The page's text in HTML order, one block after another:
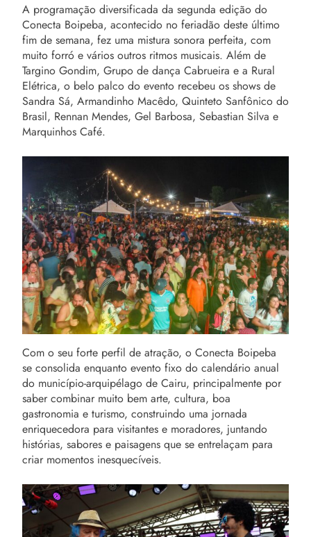
A programação diversificada da segunda edição do
Conecta Boipeba, acontecido no feriadão deste último
fim de semana, fez uma mistura sonora perfeita, com
muito forró e vários outros ritmos musicais. Além de
Targino Gondim, Grupo de dança Cabrueira e a Rural
Elétrica, o belo palco do evento recebeu os shows de
Sandra Sá, Armandinho Macêdo, Quinteto Sanfônico do
Brasil, Rennan Mendes, Gel Barbosa, Sebastian Silva e
Marquinhos Café.
Com o seu forte perfil de atração, o Conecta Boipeba
se consolida enquanto evento fixo do calendário anual
do município-arquipélago de Cairu, principalmente por
saber combinar muito bem arte, cultura, boa
gastronomia e turismo, construindo uma jornada
enriquecedora para visitantes e moradores, juntando
histórias, sabores e paisagens que se entrelaçam para
criar momentos inesquecíveis.